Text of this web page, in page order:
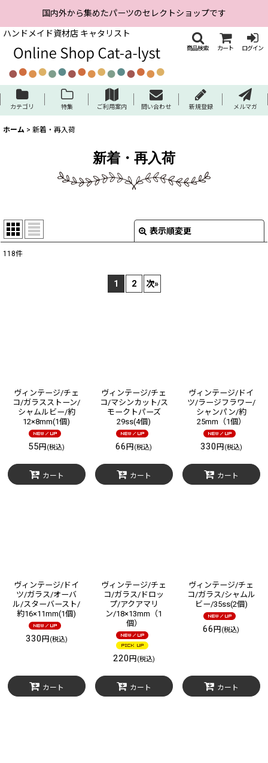
国内外から集めたパーツのセレクトショップです
ハンドメイド資材店 キャタリスト
商品検索 カート ログイン
カテゴリ 特集 ご利用案内 問い合わせ 新規登録 メルマガ
ホーム > 新着・再入荷
新着・再入荷
表示順変更
118件
1 2 次»
ヴィンテージ/チェ
コ/ガラスストーン/
シャムルビー/約
12×8mm(1個)
55円 (税込)
カート
ヴィンテージ/チェ
コ/マシンカット/ス
モークトパーズ
29ss(4個)
66円 (税込)
カート
ヴィンテージ/ドイ
ツ/ラージフラワー/
シャンパン/約
25mm（1個）
330 円 (税込)
カート
ヴィンテージ/ドイ
ツ/ガラス/オーバ
ル/スターバースト/
約16×11mm(1個)
330 円 (税込)
カート
ヴィンテージ/チェ
コ/ガラス/ドロッ
プ/アクアマリ
ン/18×13mm（1
個）
220 円 (税込)
カート
ヴィンテージ/チェ
コ/ガラス/シャムル
ビー/35ss(2個)
66円 (税込)
カート